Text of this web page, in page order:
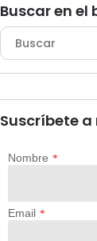
Buscar en el
Suscríbete